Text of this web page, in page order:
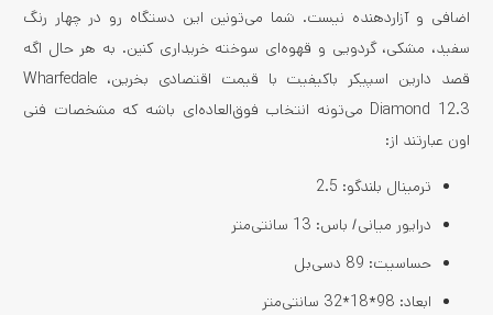
اضافی و آزاردهنده نیست. شما می‌تونین این دستگاه رو در چهار رنگ
سفید، مشکی، گردویی و قهوه‌ای سوخته خریداری کنین. به هر حال اگه
قصد دارین اسپیکر باکیفیت با قیمت اقتصادی بخرین، Wharfedale
Diamond 12.3 می‌تونه انتخاب فوق‌العاده‌ای باشه که مشخصات فنی
اون عبارتند از:
ترمینال بلندگو: 2.5
درایور میانی/ باس: 13 سانتی‌متر
حساسیت: 89 دسی‌بل
ابعاد: 98*18*32 سانتی‌متر